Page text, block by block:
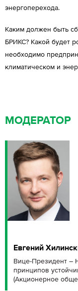
энергоперехода.
Каким должен быть
БРИКС? Какой будет
необходимо
климатическом и
МОДЕРАТОР
Евгений
Вице-Президент –
принципов
(Акционерное